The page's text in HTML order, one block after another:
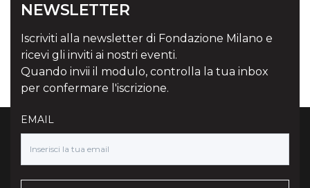
NEWSLETTER
Iscriviti alla newsletter di Fondazione Milano e
ricevi gli inviti ai nostri eventi.
Quando invii il modulo, controlla la tua inbox
per confermare l'iscrizione.
EMAIL